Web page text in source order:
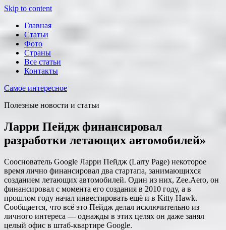
Skip to content
Главная
Статьи
Фото
Страны
Все статьи
Контакты
Самое интересное
Полезные новости и статьи
Ларри Пейдж финансировал
разработки летающих автомобилей»
Сооснователь Google Ларри Пейдж (Larry Page) некоторое
время лично финансировал два стартапа, занимающихся
созданием летающих автомобилей. Один из них, Zee.Aero, он
финансировал с момента его создания в 2010 году, а в
прошлом году начал инвестировать ещё и в Kitty Hawk.
Сообщается, что всё это Пейдж делал исключительно из
личного интереса — однажды в этих целях он даже занял
целый офис в штаб-квартире Google.